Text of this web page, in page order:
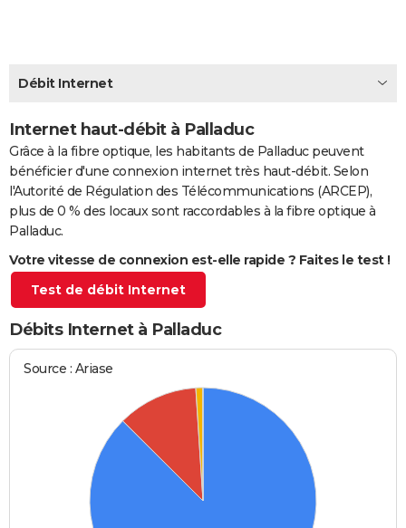
CARTE DE VOEUX
Carte de Noël
Carte Bonne année
Carte Saint-Valentin
Carte Pâques
Carte d'anniversaire
DICTIONNAIRE
PROGRAMME TV
S'inscrire
Se connecter
Lycées
Collèges
Primaires
Universités
Entreprises
Service militaire
Avis de recherche
Bricolage
Lifestyle
Culture
Sport
Auto
Television
Voyage
Cinema
Débit Internet
Internet haut-débit à Palladuc
Grâce à la fibre optique, les habitants de Palladuc peuvent
bénéficier d'une connexion internet très haut-débit. Selon
l'Autorité de Régulation des Télécommunications (ARCEP),
plus de 0 % des locaux sont raccordables à la fibre optique à
Palladuc.
Votre vitesse de connexion est-elle rapide ? Faites le test !
Test de débit Internet
Débits Internet à Palladuc
Source : Ariase